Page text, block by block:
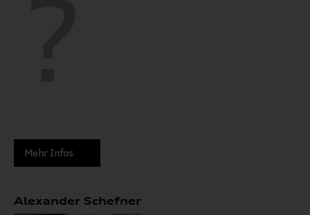
Mehr Infos
Alexander Schefner